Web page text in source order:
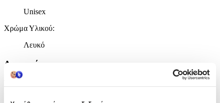
Unisex
Χρώμα Υλικού:
Λευκό
Λεπτομέρειες
Λαιμού